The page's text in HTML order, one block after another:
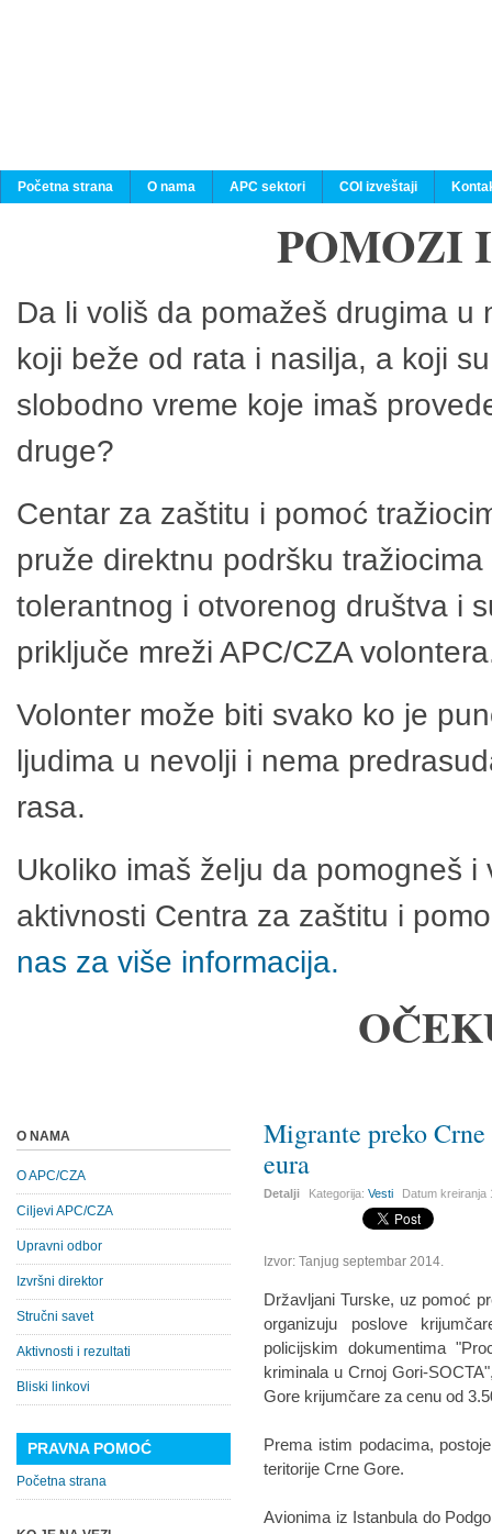
Početna strana O nama APC sektori COI izveštaji
POMOZI
Da li voliš da pomažeš drugima
koji beže od rata i nasilja, a koji
slobodno vreme koje imaš
druge?
Centar za zaštitu i pomoć
pruže direktnu podršku
tolerantnog i otvorenog društva i
priključe mreži APC/CZA
Volonter može biti svako ko je
ljudima u nevolji i nema
rasa.
Ukoliko imaš želju da pomogneš
aktivnosti Centra za zaštitu i
nas za više informacija.
Migrante preko
eura
Detalji Kategorija:Vesti Datum kreiranja
Izvor: Tanjug septembar 2014.
Državljani Turske, uz pomoć
organizuju poslove
policijskim dokumentima
kriminala u Crnoj Gori-
Gore krijumčare za cenu od
Prema istim podacima,
teritorije Crne Gore.
Avionima iz Istanbula do
O NAMA
O APC/CZA
Ciljevi APC/CZA
Upravni odbor
Izvršni direktor
Stručni savet
Aktivnosti i rezultati
Bliski linkovi
PRAVNA POMOĆ
Početna strana